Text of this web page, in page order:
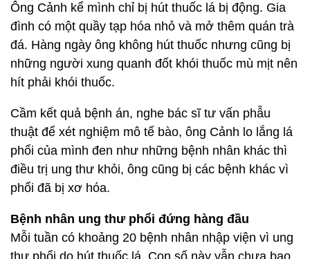
Ông Cảnh kể mình chỉ bị hút thuốc lá bị động. Gia
đình có một quầy tạp hóa nhỏ và mở thêm quán trà
đá. Hàng ngày ông không hút thuốc nhưng cũng bị
những người xung quanh đốt khói thuốc mù mịt nên
hít phải khói thuốc.
Cầm kết quả bệnh án, nghe bác sĩ tư vấn phẫu
thuật để xét nghiệm mô tế bào, ông Cảnh lo lắng lá
phổi của mình đen như những bệnh nhân khác thì
điều trị ung thư khỏi, ông cũng bị các bệnh khác vì
phổi đã bị xơ hóa.
Bệnh nhân ung thư phổi đứng hàng đầu
Mỗi tuần có khoảng 20 bệnh nhân nhập viện vì ung
thư phổi do hút thuốc lá. Con số này vẫn chưa bao